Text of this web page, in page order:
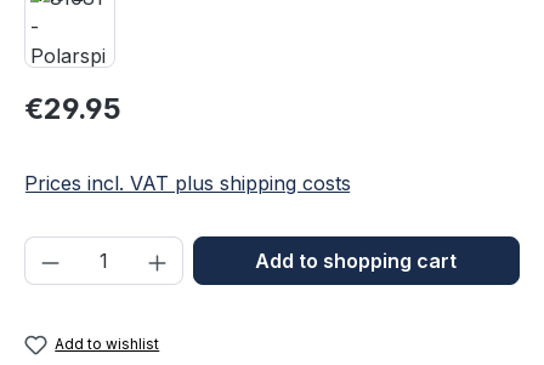
Regular price:
€29.95
Prices incl. VAT plus shipping costs
Product Quantity: Enter the desired
Add to shopping cart
Add to wishlist